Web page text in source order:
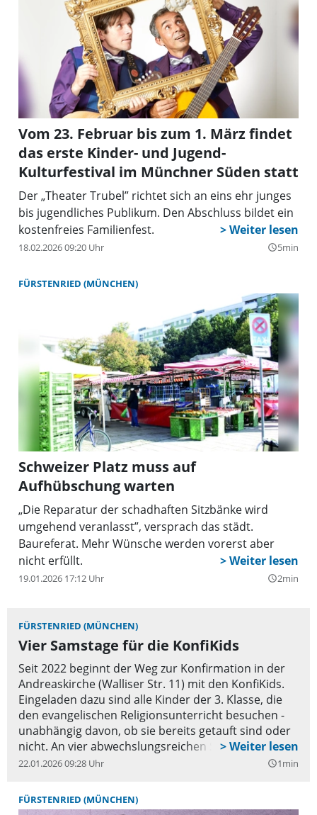
Vom 23. Februar bis zum 1. März findet
das erste Kinder- und Jugend-
Kulturfestival im Münchner Süden statt
Der „Theater Trubel” richtet sich an eins ehr junges
bis jugendliches Publikum. Den Abschluss bildet ein
kostenfreies Familienfest.
18.02.2026 09:20 Uhr query_builder5min
FÜRSTENRIED (MÜNCHEN)
Schweizer Platz muss auf
Aufhübschung warten
„Die Reparatur der schadhaften Sitzbänke wird
umgehend veranlasst”, versprach das städt.
Baureferat. Mehr Wünsche werden vorerst aber
nicht erfüllt.
19.01.2026 17:12 Uhr query_builder2min
FÜRSTENRIED (MÜNCHEN)
Vier Samstage für die KonfiKids
Seit 2022 beginnt der Weg zur Konfirmation in der
Andreaskirche (Walliser Str. 11) mit den KonfiKids.
Eingeladen dazu sind alle Kinder der 3. Klasse, die
den evangelischen Religionsunterricht besuchen -
unabhängig davon, ob sie bereits getauft sind oder
nicht. An vier abwechslungsreichen Samstagen geht
es um Themen, die Kinder bewegen und stärken.
Dunkeln, Familiengottesdienste und ein fröhliches
Abschlussfest. Alle Informationen gibt es auf der
22.01.2026 09:28 Uhr query_builder1min
FÜRSTENRIED (MÜNCHEN)